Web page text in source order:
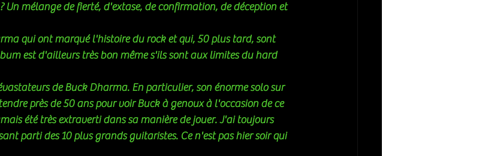
Un mélange de fierté, d'extase, de confirmation, de déception et
qui ont marqué l'histoire du rock et qui, 50 plus tard, sont
est d'ailleurs très bon même s'ils sont aux limites du hard
de Buck Dharma. En particulier, son énorme solo sur
près de 50 ans pour voir Buck à genoux à l'occasion de ce
été très extraverti dans sa manière de jouer. J'ai toujours
parti des 10 plus grands guitaristes. Ce n'est pas hier soir qui